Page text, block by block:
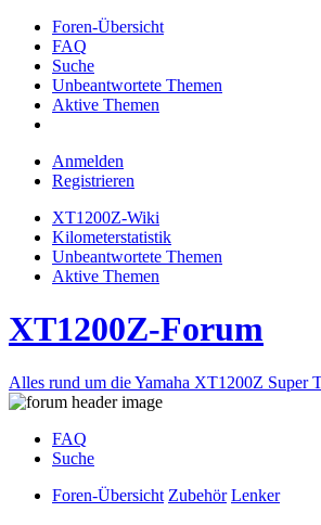
Foren-Übersicht
FAQ
Suche
Unbeantwortete Themen
Aktive Themen
Anmelden
Registrieren
XT1200Z-Wiki
Kilometerstatistik
Unbeantwortete Themen
Aktive Themen
XT1200Z-Forum
Alles rund um die Yamaha XT1200Z Super
FAQ
Suche
Foren-Übersicht Zubehör Lenker